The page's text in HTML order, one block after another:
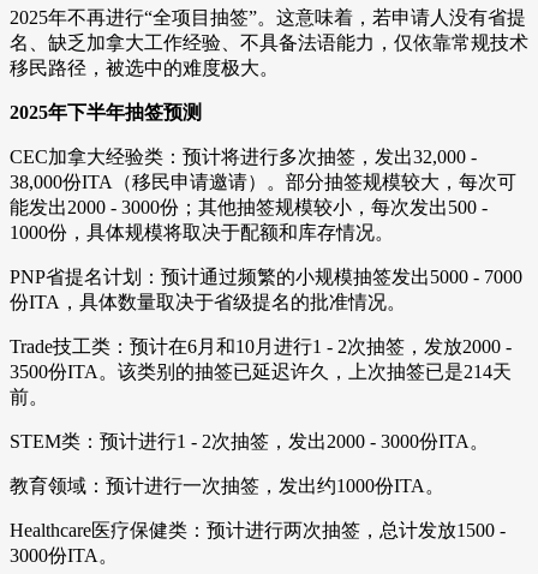
2025年不再进行“全项目抽签”。这意味着，若申请人没有省提
名、缺乏加拿大工作经验、不具备法语能力，仅依靠常规技术
移民路径，被选中的难度极大。
2025年下半年抽签预测
CEC加拿大经验类：预计将进行多次抽签，发出32,000 -
38,000份ITA（移民申请邀请）。部分抽签规模较大，每次可
能发出2000 - 3000份；其他抽签规模较小，每次发出500 -
1000份，具体规模将取决于配额和库存情况。
PNP省提名计划：预计通过频繁的小规模抽签发出5000 - 7000
份ITA，具体数量取决于省级提名的批准情况。
Trade技工类：预计在6月和10月进行1 - 2次抽签，发放2000 -
3500份ITA。该类别的抽签已延迟许久，上次抽签已是214天
前。
STEM类：预计进行1 - 2次抽签，发出2000 - 3000份ITA。
教育领域：预计进行一次抽签，发出约1000份ITA。
Healthcare医疗保健类：预计进行两次抽签，总计发放1500 -
3000份ITA。